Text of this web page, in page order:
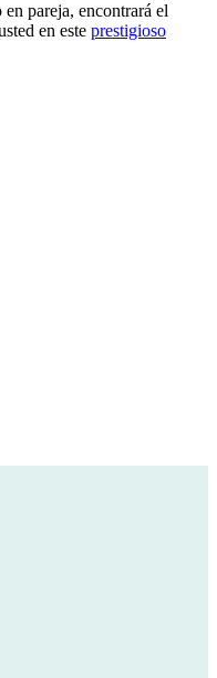
pareja, encontrará el
en este prestigioso